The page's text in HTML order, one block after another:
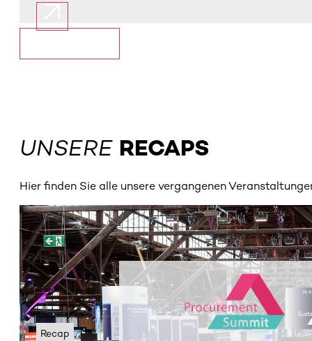
UNSERE RECAPS
Hier finden Sie alle unsere vergangenen
Recap